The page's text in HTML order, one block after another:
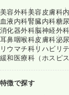
美容外科美容皮膚科
血液内科腎臓内科糖
消化器外科脳神経外科
耳鼻咽喉科皮膚科泌
リウマチ科リハビリ
緩和医療科（ホスピス
特徴で探す